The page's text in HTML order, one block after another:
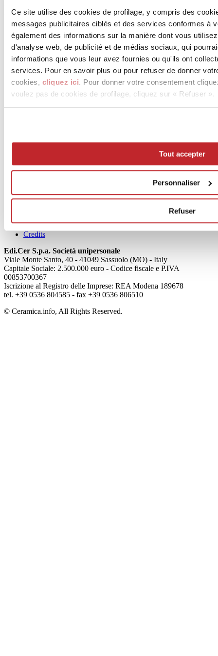
Ce site utilise des cookies de profilage, y compris des
messages publicitaires ciblés et des services conformes à
également des informations sur la manière dont vous
d'analyse web, de publicité et de médias sociaux, qui
informations que vous leur avez fournies ou qu'ils ont
services. Pour en savoir plus ou pour refuser de donner
cookies, cliquez ici. Pour donner votre consentement
voulez pas de cookies de profilage, cliquez sur « Refuser ».
Tout accepter
Personnaliser
Refuser
qui permettront d’interpréter de manière originale les différents
contenus des recherches CEDIT. Au sous-sol, l’exposition des dalles
céramiques appartenant aux collections spéciales reflète une
proposition environnementale originale très expressive, dotée de
contributions multimédias.
News des entreprises >
aziende
Qui sommes-nous
Cookie Policy
Credits
Edi.Cer S.p.a. Società unipersonale
Viale Monte Santo, 40 - 41049 Sassuolo (MO) - Italy
Capitale Sociale: 2.500.000 euro - Codice fiscale e P.IVA
00853700367
Iscrizione al Registro delle Imprese: REA Modena 189678
tel. +39 0536 804585 - fax +39 0536 806510
© Ceramica.info, All Rights Reserved.